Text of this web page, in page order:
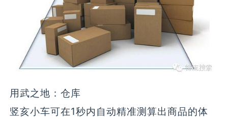
用武之地：仓库
竖亥小车可在1秒内自动精准测算出商品的体